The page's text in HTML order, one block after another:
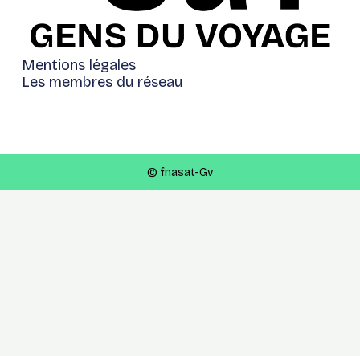
Mentions légales
Les membres du réseau
© fnasat-Gv